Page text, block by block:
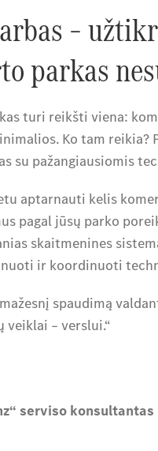
–
parkas
turi reikšti viena:
Ko tam
su pažangiausiomis
aptarnauti kelis
pagal jūsų parko
skaitmenines
ir koordinuoti
spaudimą
veiklai – verslui.“
serviso konsultantas